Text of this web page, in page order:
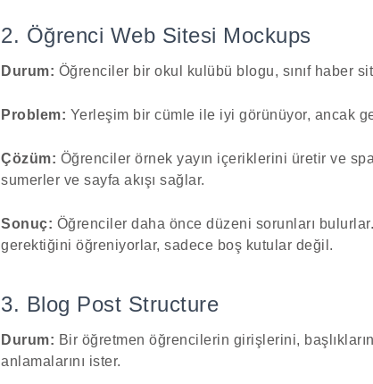
2. Öğrenci Web Sitesi Mockups
Durum: Öğrenciler bir okul kulübü blogu, sınıf haber
Problem: Yerleşim bir cümle ile iyi görünüyor, ancak
Çözüm: Öğrenciler örnek yayın içeriklerini üretir ve
sumerler ve sayfa akışı sağlar.
Sonuç: Öğrenciler daha önce düzeni sorunları
gerektiğini öğreniyorlar, sadece boş kutular değil.
3. Blog Post Structure
Durum: Bir öğretmen öğrencilerin girişlerini,
anlamalarını ister.